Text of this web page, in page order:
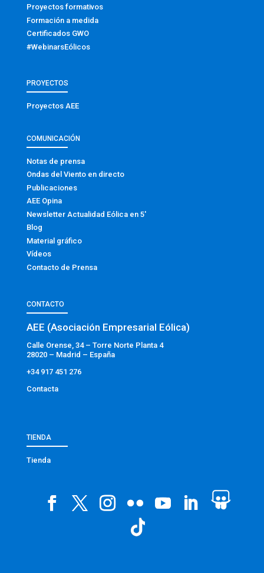
Proyectos formativos
Formación a medida
Certificados GWO
#WebinarsEólicos
PROYECTOS
Proyectos AEE
COMUNICACIÓN
Notas de prensa
Ondas del Viento en directo
Publicaciones
AEE Opina
Newsletter Actualidad Eólica en 5′
Blog
Material gráfico
Vídeos
Contacto de Prensa
CONTACTO
AEE (Asociación Empresarial Eólica)
Calle Orense, 34 – Torre Norte Planta 4
28020 – Madrid – España
+34 917 451 276
Contacta
TIENDA
Tienda